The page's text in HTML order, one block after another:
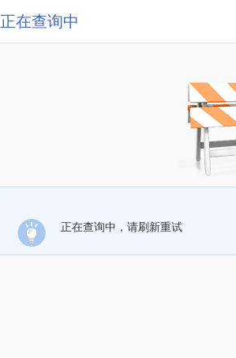
正在查询中
正在查询中，请刷新重试